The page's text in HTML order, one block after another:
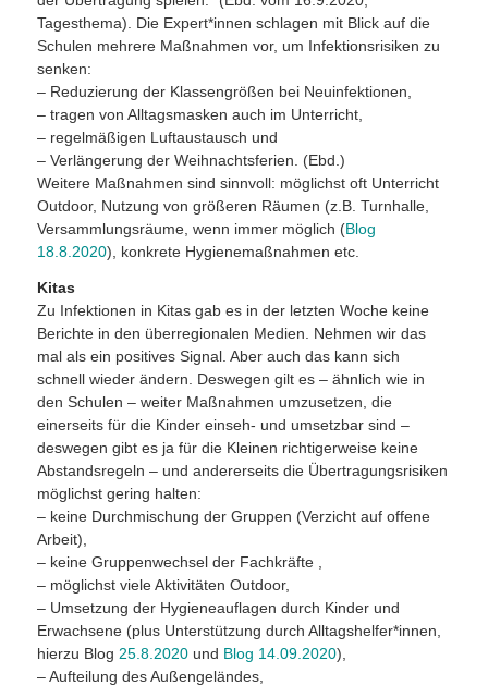
Tagesthema). Die Expert*innen schlagen mit Blick auf die
Schulen mehrere Maßnahmen vor, um Infektionsrisiken zu
senken:
– Reduzierung der Klassengrößen bei Neuinfektionen,
– tragen von Alltagsmasken auch im Unterricht,
– regelmäßigen Luftaustausch und
– Verlängerung der Weihnachtsferien. (Ebd.)
Weitere Maßnahmen sind sinnvoll: möglichst oft Unterricht
Outdoor, Nutzung von größeren Räumen (z.B. Turnhalle,
Versammlungsräume, wenn immer möglich (Blog
18.8.2020), konkrete Hygienemaßnahmen etc.
Kitas
Zu Infektionen in Kitas gab es in der letzten Woche keine
Berichte in den überregionalen Medien. Nehmen wir das
mal als ein positives Signal. Aber auch das kann sich
schnell wieder ändern. Deswegen gilt es – ähnlich wie in
den Schulen – weiter Maßnahmen umzusetzen, die
einerseits für die Kinder einseh- und umsetzbar sind –
deswegen gibt es ja für die Kleinen richtigerweise keine
Abstandsregeln – und andererseits die Übertragungsrisiken
möglichst gering halten:
– keine Durchmischung der Gruppen (Verzicht auf offene
Arbeit),
– keine Gruppenwechsel der Fachkräfte ,
– möglichst viele Aktivitäten Outdoor,
– Umsetzung der Hygieneauflagen durch Kinder und
Erwachsene (plus Unterstützung durch Alltagshelfer*innen,
hierzu Blog 25.8.2020und Blog 14.09.2020),
– Aufteilung des Außengeländes,